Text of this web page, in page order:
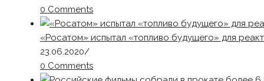
0 Comments
«Росатом» испытал «топливо будущего» для
23.06.2020/
0 Comments